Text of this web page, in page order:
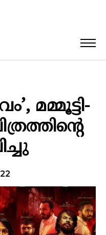
മമ്മൂട്ടി-